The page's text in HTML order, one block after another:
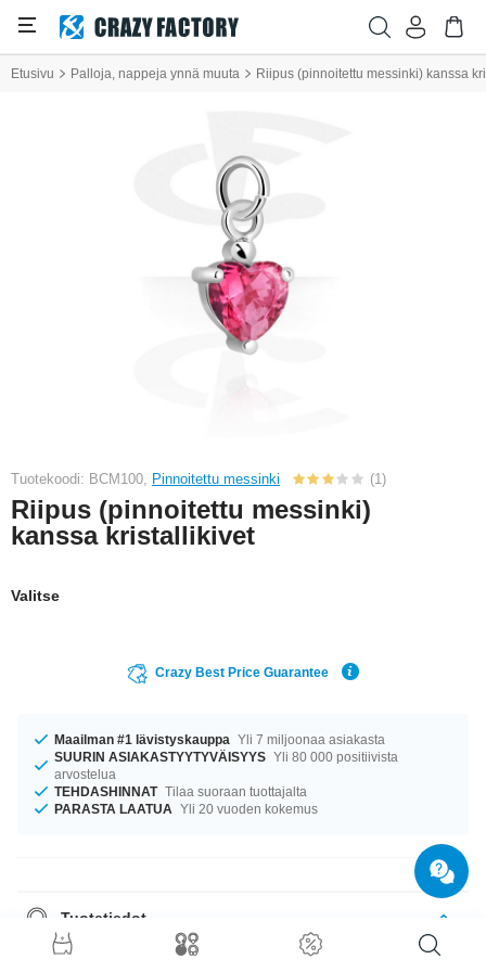
Etusivu Palloja, nappeja ynnä muuta Riipus (pinnoitettu messinki) kanssa
Tuotekoodi: BCM100, Pinnoitettu messinki (1)
Riipus (pinnoitettu messinki)
kanssa kristallikivet
Valitse
Crazy Best Price Guarantee
Maailman #1 lävistyskauppa Yli 7 miljoonaa asiakasta
SUURIN ASIAKASTYYTYVÄISYYS Yli 80 000 positiivista
arvostelua
TEHDASHINNAT Tilaa suoraan tuottajalta
PARASTA LAATUA Yli 20 vuoden kokemus
Tuotetiedot
Valitse suosikkisi coolista kivivärivalikoimasta: Amethyst–Sapphire. Hanki